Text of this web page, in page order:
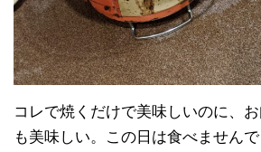
コレで焼くだけで美味しいのに、
も美味しい。この日は食べません